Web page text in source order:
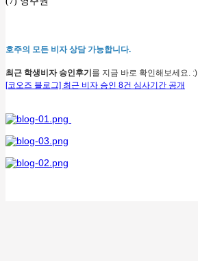
호주의 모든 비자 상담 가능합니다.
최근 학생비자 승인후기 를 지금 바로 확인해보세요. :)
[코오즈 블로그] 최근 비자 승인 8건 심사기간 공개